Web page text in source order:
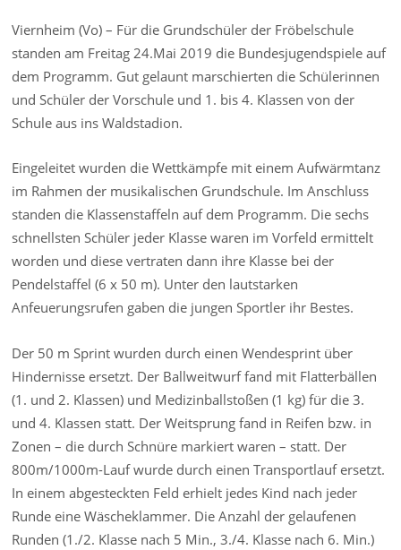
Viernheim (Vo) – Für die Grundschüler der Fröbelschule
standen am Freitag 24.Mai 2019 die Bundesjugendspiele auf
dem Programm. Gut gelaunt marschierten die Schülerinnen
und Schüler der Vorschule und 1. bis 4. Klassen von der
Schule aus ins Waldstadion.
Eingeleitet wurden die Wettkämpfe mit einem Aufwärmtanz
im Rahmen der musikalischen Grundschule. Im Anschluss
standen die Klassenstaffeln auf dem Programm. Die sechs
schnellsten Schüler jeder Klasse waren im Vorfeld ermittelt
worden und diese vertraten dann ihre Klasse bei der
Pendelstaffel (6 x 50 m). Unter den lautstarken
Anfeuerungsrufen gaben die jungen Sportler ihr Bestes.
Der 50 m Sprint wurden durch einen Wendesprint über
Hindernisse ersetzt. Der Ballweitwurf fand mit Flatterbällen
(1. und 2. Klassen) und Medizinballstoßen (1 kg) für die 3.
und 4. Klassen statt. Der Weitsprung fand in Reifen bzw. in
Zonen – die durch Schnüre markiert waren – statt. Der
800m/1000m-Lauf wurde durch einen Transportlauf ersetzt.
In einem abgesteckten Feld erhielt jedes Kind nach jeder
Runde eine Wäscheklammer. Die Anzahl der gelaufenen
Runden (1./2. Klasse nach 5 Min., 3./4. Klasse nach 6. Min.)